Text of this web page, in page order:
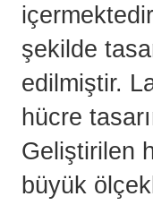
şekilde
edilmiştir.
hücre
Geliştirilen
büyük